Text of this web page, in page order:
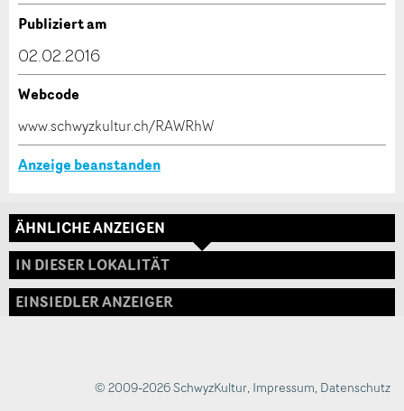
* Eingabe erforderlich
* Eingabe erforderlich
Verfassen Sie eine Nachricht für die Kontaktpersonen
Adresse
Publiziert am
02.02.2016
Webcode
www.schwyzkultur.ch/RAWRhW
Anzeige beanstanden
ÄHNLICHE ANZEIGEN
IN DIESER LOKALITÄT
EINSIEDLER ANZEIGER
© 2009-2026 SchwyzKultur, Impressum, Datenschutz